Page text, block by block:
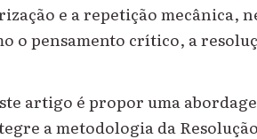
e a repetição mecânica,
o pensamento crítico, a
artigo é propor uma
a metodologia da